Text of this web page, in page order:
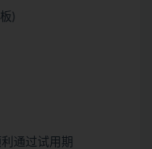
)
通过试用期